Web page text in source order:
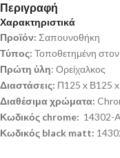
Περιγραφή
Χαρακτηριστικά
Προϊόν: Σαπουνοθήκη
Τύπος: Τοποθετημένη στον
Πρώτη ύλη: Ορείχαλκος
Διαστάσεις: Π125 x Β125
Διαθέσιμα χρώματα:
Κωδικός chrome: 14302-
Κωδικός black matt: